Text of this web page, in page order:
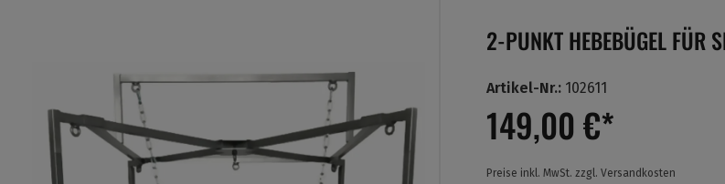
2-PUNKT HEBEBÜGEL FÜR
Artikel-Nr.: 102611
149,00 €*
Preise inkl. MwSt. zzgl. Versandkosten